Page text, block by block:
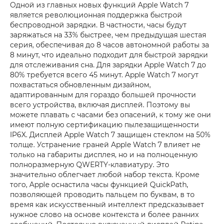
Одной из главных новых функций Apple Watch 7
является революционная поддержка быстрой
беспроводной зарядки. В частности, часы будут
заряжаться на 33% быстрее, чем предыдущая шестая
серия, обеспечивая до 8 часов автономной работы за
8 минут, что идеально подходит для быстрой зарядки
для отслеживания сна. Для зарядки Apple Watch 7 до
80% требуется всего 45 минут. Apple Watch 7 могут
похвастаться обновленным дизайном,
адаптированным для гораздо большей прочности
всего устройства, включая дисплей. Поэтому вы
можете плавать с часами без опасений, к тому же они
имеют полную сертификацию пылезащищенности
IP6X. Дисплей Apple Watch 7 защищен стеклом на 50%
толще. Устранение граней Apple Watch 7 влияет не
только на габариты дисплея, но и на полноценную
полноразмерную QWERTY-клавиатуру. Это
значительно облегчает любой набор текста. Кроме
того, Apple оснастила часы функцией QuickPath,
позволяющей проводить пальцем по буквам, в то
время как искусственный интеллект предсказывает
нужное слово на основе контекста и более ранних